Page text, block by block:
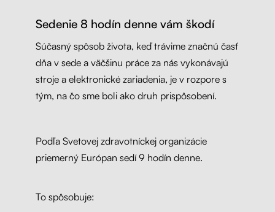
Sedenie 8 hodín denne vám škodí
Súčasný spôsob života, keď trávime značnú časť
dňa v sede a väčšinu práce za nás vykonávajú
stroje a elektronické zariadenia, je v rozpore s
tým, na čo sme boli ako druh prispôsobení.
Podľa Svetovej zdravotníckej organizácie
priemerný Európan sedí 9 hodín denne.
To spôsobuje: